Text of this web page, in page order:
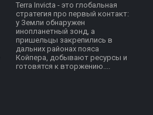
Terra Invicta - это глобальная
стратегия про первый контакт:
у Земли обнаружен
инопланетный зонд, а
пришельцы закрепились в
дальних районах пояса
Койпера, добывают ресурсы и
готовятся к вторжению....